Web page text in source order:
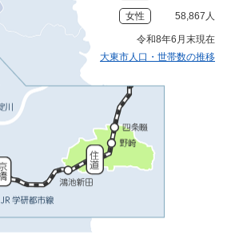
女性 58,867人
令和8年6月末現在
大東市人口・世帯数の推移